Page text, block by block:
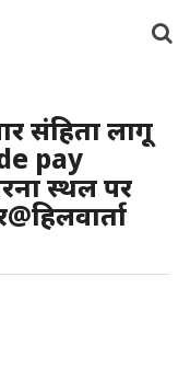
संहिता लागू
pay
स्थल पर